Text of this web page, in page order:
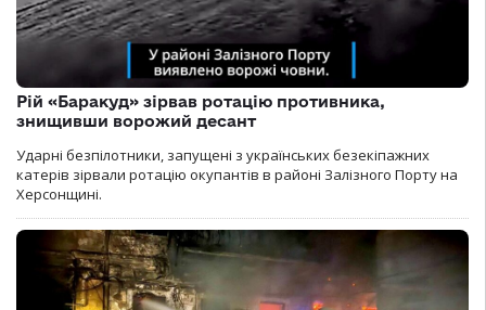
Рій «Баракуд» зірвав ротацію противника,
знищивши ворожий десант
Ударні безпілотники, запущені з українських безекіпажних
катерів зірвали ротацію окупантів в районі Залізного Порту на
Херсонщині.